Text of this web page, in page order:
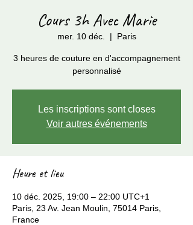
Cours 3h Avec Marie
mer. 10 déc.
  |
Paris
3 heures de couture en d'accompagnement
personnalisé
Les inscriptions sont closes
Voir autres événements
Heure et lieu
10 déc. 2025, 19:00 – 22:00 UTC+1
Paris, 23 Av. Jean Moulin, 75014 Paris,
France